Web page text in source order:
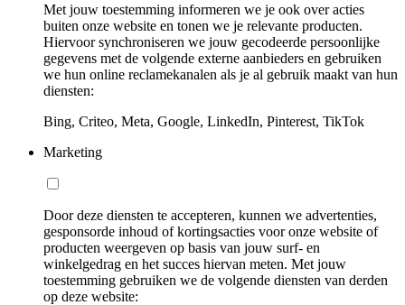
Met jouw toestemming informeren we je ook over acties
buiten onze website en tonen we je relevante producten.
Hiervoor synchroniseren we jouw gecodeerde persoonlijke
gegevens met de volgende externe aanbieders en gebruiken
we hun online reclamekanalen als je al gebruik maakt van hun
diensten:
Bing, Criteo, Meta, Google, LinkedIn, Pinterest, TikTok
Marketing
Door deze diensten te accepteren, kunnen we advertenties,
gesponsorde inhoud of kortingsacties voor onze website of
producten weergeven op basis van jouw surf- en
winkelgedrag en het succes hiervan meten. Met jouw
toestemming gebruiken we de volgende diensten van derden
op deze website: